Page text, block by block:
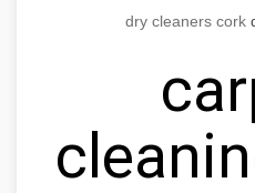
dry cleaners cork